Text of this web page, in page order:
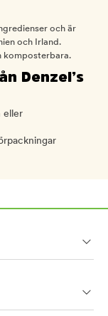
och är
och Irland.
komposterbara.
Denzel’s
eller